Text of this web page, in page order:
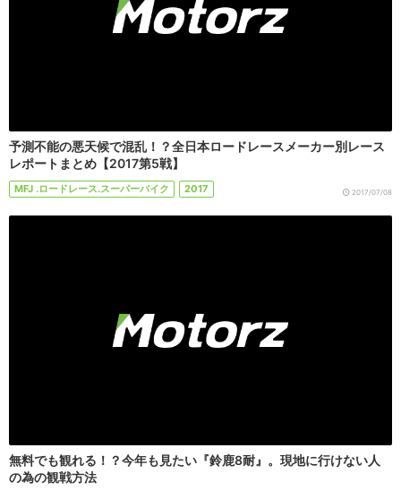
予測不能の悪天候で混乱！？全日本ロードレースメーカー別レース
レポートまとめ【2017第5戦】
MFJ .ロードレース.スーパーバイク 2017 2017/07/08
無料でも観れる！？今年も見たい『鈴鹿8耐』。現地に行けない人
の為の観戦方法